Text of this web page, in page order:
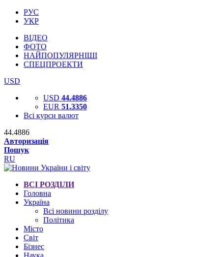
РУС
УКР
ВІДЕО
ФОТО
НАЙПОПУЛЯРНІШІ
СПЕЦПРОЕКТИ
USD
USD 44.4886
EUR 51.3350
Всі курси валют
44.4886
Авторизація
Пошук
RU
ВСІ РОЗДІЛИ
Головна
Україна
Всі новини розділу
Політика
Місто
Світ
Бізнес
Наука